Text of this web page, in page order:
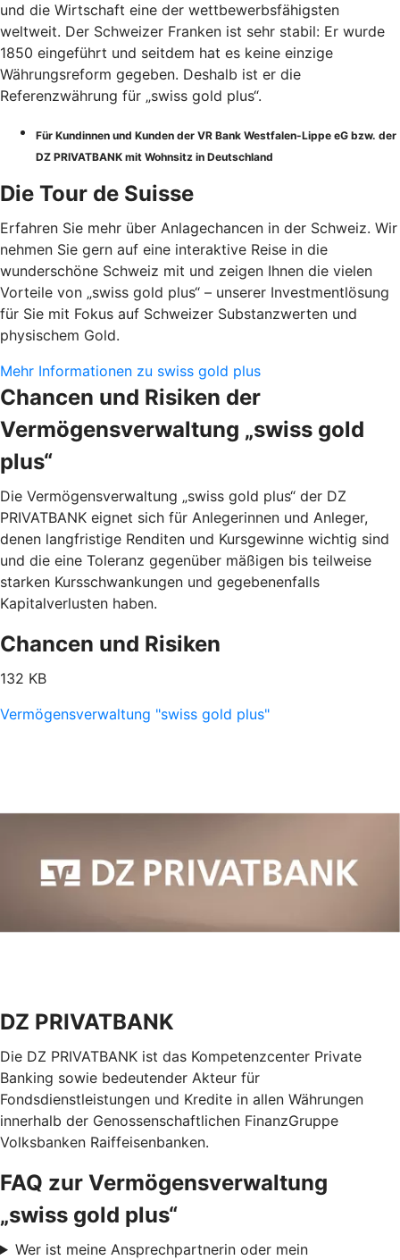
und die Wirtschaft eine der wettbewerbsfähigsten
weltweit. Der Schweizer Franken ist sehr stabil: Er wurde
1850 eingeführt und seitdem hat es keine einzige
Währungsreform gegeben. Deshalb ist er die
Referenzwährung für „swiss gold plus“.
Für Kundinnen und Kunden der VR Bank Westfalen-Lippe eG bzw. der
DZ PRIVATBANK mit Wohnsitz in Deutschland
Die Tour de Suisse
Erfahren Sie mehr über Anlagechancen in der Schweiz. Wir
nehmen Sie gern auf eine interaktive Reise in die
wunderschöne Schweiz mit und zeigen Ihnen die vielen
Vorteile von „swiss gold plus“ – unserer Investmentlösung
für Sie mit Fokus auf Schweizer Substanzwerten und
physischem Gold.
Mehr Informationen zu swiss gold plus
Chancen und Risiken der
Vermögensverwaltung „swiss gold
plus“
Die Vermögensverwaltung „swiss gold plus“ der DZ
PRIVATBANK eignet sich für Anlegerinnen und Anleger,
denen langfristige Renditen und Kursgewinne wichtig sind
und die eine Toleranz gegenüber mäßigen bis teilweise
starken Kursschwankungen und gegebenenfalls
Kapitalverlusten haben.
Chancen und Risiken
132 KB
Vermögensverwaltung "swiss gold plus"
DZ PRIVATBANK
Die DZ PRIVATBANK ist das Kompetenzcenter Private
Banking sowie bedeutender Akteur für
Fondsdienstleistungen und Kredite in allen Währungen
innerhalb der Genossenschaftlichen FinanzGruppe
Volksbanken Raiffeisenbanken.
FAQ zur Vermögensverwaltung
„swiss gold plus“
Wer ist meine Ansprechpartnerin oder mein